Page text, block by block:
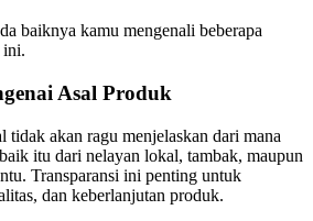
baiknya kamu mengenali beberapa
ini.
Asal Produk
tidak akan ragu menjelaskan dari mana
itu dari nelayan lokal, tambak, maupun
Transparansi ini penting untuk
dan keberlanjutan produk.